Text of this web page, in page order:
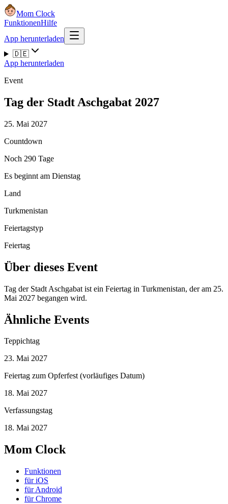
Mom Clock
FunktionenHilfe
App herunterladen
🇩🇪
App herunterladen
Event
Tag der Stadt Aschgabat 2027
25. Mai 2027
Countdown
Noch 290 Tage
Es beginnt am Dienstag
Land
Turkmenistan
Feiertagstyp
Feiertag
Über dieses Event
Tag der Stadt Aschgabat ist ein Feiertag in Turkmenistan, der am 25.
Mai 2027 begangen wird.
Ähnliche Events
Teppichtag
23. Mai 2027
Feiertag zum Opferfest (vorläufiges Datum)
18. Mai 2027
Verfassungstag
18. Mai 2027
Mom Clock
Funktionen
für iOS
für Android
für Chrome